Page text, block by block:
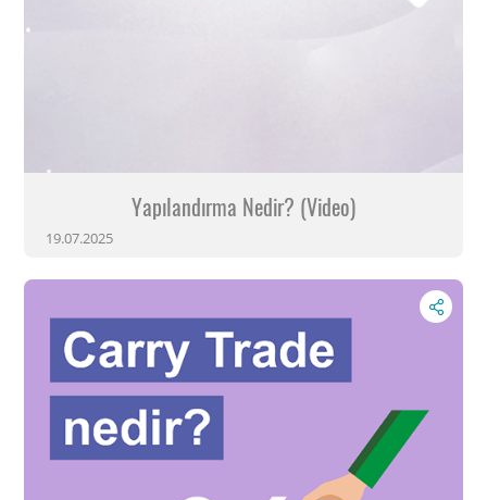
Yapılandırma Nedir? (Video)
19.07.2025